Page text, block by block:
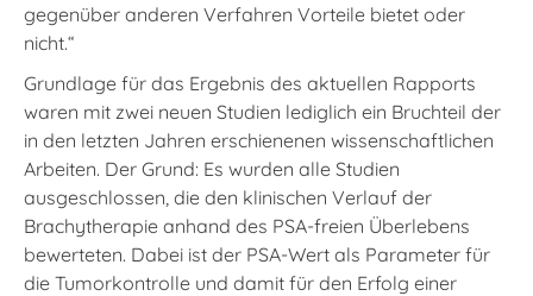
gegenüber anderen Verfahren Vorteile bietet oder
nicht.“
Grundlage für das Ergebnis des aktuellen Rapports
waren mit zwei neuen Studien lediglich ein Bruchteil der
in den letzten Jahren erschienenen wissenschaftlichen
Arbeiten. Der Grund: Es wurden alle Studien
ausgeschlossen, die den klinischen Verlauf der
Brachytherapie anhand des PSA-freien Überlebens
bewerteten. Dabei ist der PSA-Wert als Parameter für
die Tumorkontrolle und damit für den Erfolg einer